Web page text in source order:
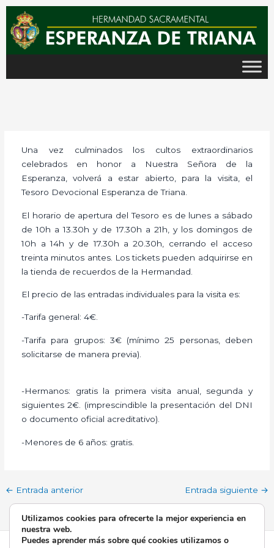
contenido
Una vez culminados los cultos extraordinarios
celebrados en honor a Nuestra Señora de la
Esperanza, volverá a estar abierto, para la visita, el
Tesoro Devocional Esperanza de Triana.
El horario de apertura del Tesoro es de lunes a sábado
de 10h a 13.30h y de 17.30h a 21h, y los domingos de
10h a 14h y de 17.30h a 20.30h, cerrando el acceso
treinta minutos antes. Los tickets pueden adquirirse en
la tienda de recuerdos de la Hermandad.
El precio de las entradas individuales para la visita es:
-Tarifa general: 4€.
​-Tarifa para grupos: 3€ (mínimo 25 personas, deben
solicitarse de manera previa).
-Hermanos: gratis la primera visita anual, segunda y
siguientes 2€. (imprescindible la presentación del DNI
o documento oficial acreditativo).
​-Menores de 6 años: gratis.
← Entrada anterior Entrada siguiente →
Utilizamos cookies para ofrecerte la mejor experiencia en
nuestra web.
Puedes aprender más sobre qué cookies utilizamos o